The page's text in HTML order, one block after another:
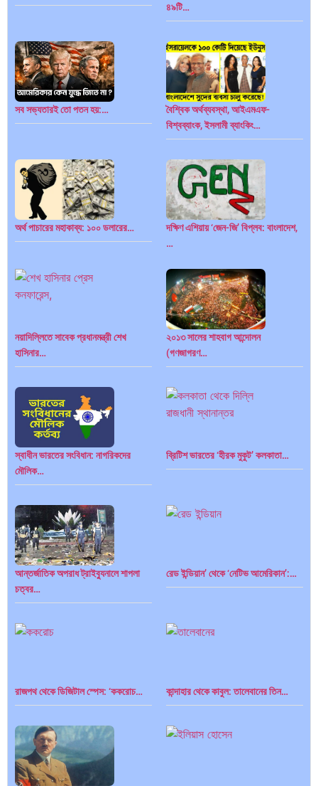
৪৯টি…
সব সভ্যতারই তো পতন হয়:…
বৈশ্বিক অর্থব্যবস্থা, আইএমএফ-
বিশ্বব্যাংক, ইসলামী ব্যাংকিং…
অর্থ পাচারের মহাকাব্য: ১০০ ডলারের…
দক্ষিণ এশিয়ায় ‘জেন-জি’ বিপ্লব: বাংলাদেশ,
…
বিশেষ ইন-ডেপ্থ রিপোর্ট: ক্রীড়া উৎসবে… ভারত মহাসাগরের অশ্রু: শ্রীলঙ্কার ২৬…
ক্রূরতা ও ধ্বংসের মহাকাব্য: পৃথিবীর… ব্রাজিল ও আর্জেন্টিনার কালো অধ্যায়:…
পূর্ব ইউরোপ বনাম তুরস্ক: শত…
নয়াদিল্লিতে সাবেক প্রধানমন্ত্রী শেখ
হাসিনার…
২০১৩ সালের শাহবাগ আন্দোলন
(গণজাগরণ…
স্বাধীন ভারতের সংবিধান: নাগরিকদের
মৌলিক…
ব্রিটিশ ভারতের ‘হীরক মুকুট’ কলকাতা…
আন্তর্জাতিক অপরাধ ট্রাইব্যুনালে শাপলা
চত্বর…
রেড ইন্ডিয়ান’ থেকে ‘নেটিভ আমেরিকান’:…
রাজপথ থেকে ডিজিটাল স্পেস: ‘ককরোচ… কান্দাহার থেকে কাবুল: তালেবানের তিন…